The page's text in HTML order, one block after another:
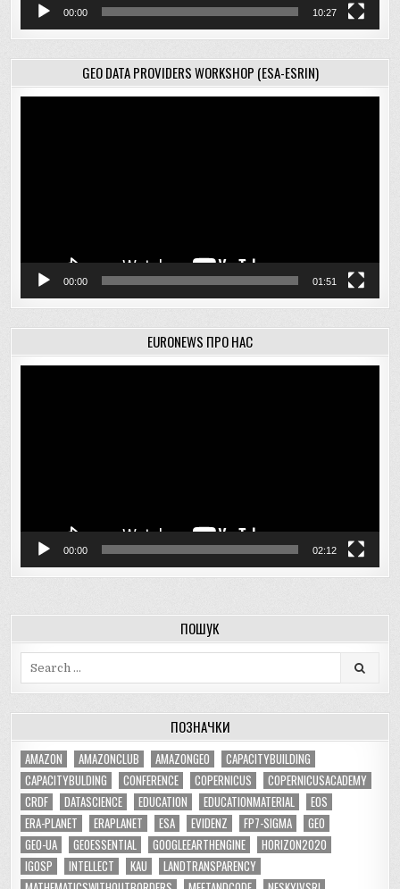
00:00 10:27
GEO DATA PROVIDERS WORKSHOP (ESA-ESRIN)
00:00 01:51
EURONEWS ПРО НАС
00:00 02:12
ПОШУК
ПОЗНАЧКИ
AMAZON AMAZONCLUB AMAZONGEO
CAPACITYBUILDING
CAPACITYBULDING
CONFERENCE COPERNICUS
COPERNICUSACADEMY
CRDF
DATASCIENCE EDUCATION EDUCATIONMATERIAL
EOS
ERA-PLANET
ERAPLANET ESA EVIDENZ FP7-SIGMA
GEO
GEO-UA
GEOESSENTIAL GOOGLEEARTHENGINE
HORIZON2020
IGOSP
INTELLECT KAU
LANDTRANSPARENCY